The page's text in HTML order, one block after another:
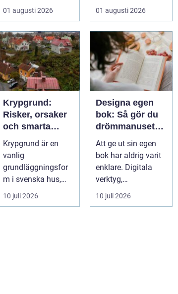
semester med
avkoppling, god
mat och enke...
01 augusti 2026
ärvt mynt, hittat
gamla burkar ...
01 augusti 2026
Krypgrund:
Risker, orsaker
och smarta
lösningar
Krypgrund är en
vanlig
grundläggningsfor
m i svenska hus,
men också en av de
mest uts...
10 juli 2026
Designa egen
bok: Så gör du
drömmanuset
till en färdig bok
Att ge ut sin egen
bok har aldrig varit
enklare. Digitala
verktyg,
professionella
tryckerier och fle...
10 juli 2026